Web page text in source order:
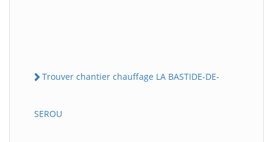
Trouver chantier chauffage LA BASTIDE-DE-
SEROU